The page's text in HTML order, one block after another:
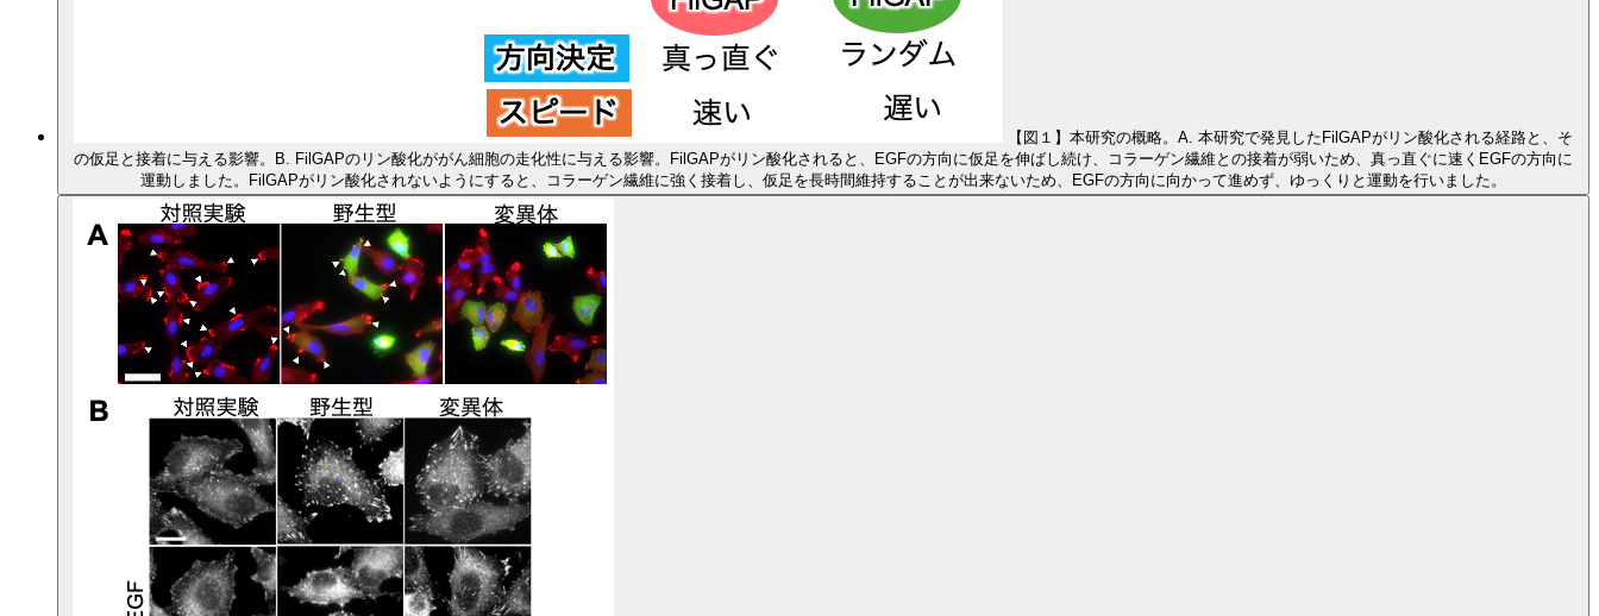
【図１】本研究の概略。A. 本研究で発見したFilGAPがリン酸化される経路と、そ
の仮足と接着に与える影響。B. FilGAPのリン酸化ががん細胞の走化性に与える影響。FilGAPがリン酸化されると、EGFの方向に仮足を伸ばし続け、コラーゲン繊維との接着が弱いため、真っ直ぐに速くEGFの方向に
運動しました。FilGAPがリン酸化されないようにすると、コラーゲン繊維に強く接着し、仮足を長時間維持することが出来ないため、EGFの方向に向かって進めず、ゆっくりと運動を行いました。